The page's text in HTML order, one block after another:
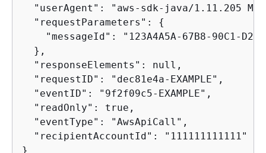
"userAgent": "aws-sdk-java/1.11.205
  "requestParameters":
{
"messageId": "123A4A5A-67B8-90C1-
  },
  "responseElements": null,
  "requestID": "dec81e4a-EXAMPLE",
  "eventID": "9f2f09c5-EXAMPLE",
  "readOnly": true,
  "eventType": "AwsApiCall",
  "recipientAccountId": "111111111111"
}